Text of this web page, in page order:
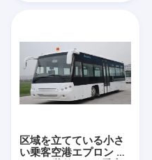
区域を立てている小さ
い乗客空港エプロン バ